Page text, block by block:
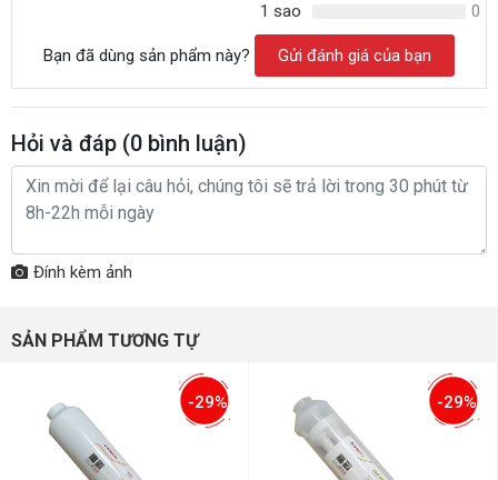
1 sao 0
Bạn đã dùng sản phẩm này? Gửi đánh giá của bạn
Hỏi và đáp (0 bình luận)
Đính kèm ảnh
SẢN PHẨM TƯƠNG TỰ
-29% -29%